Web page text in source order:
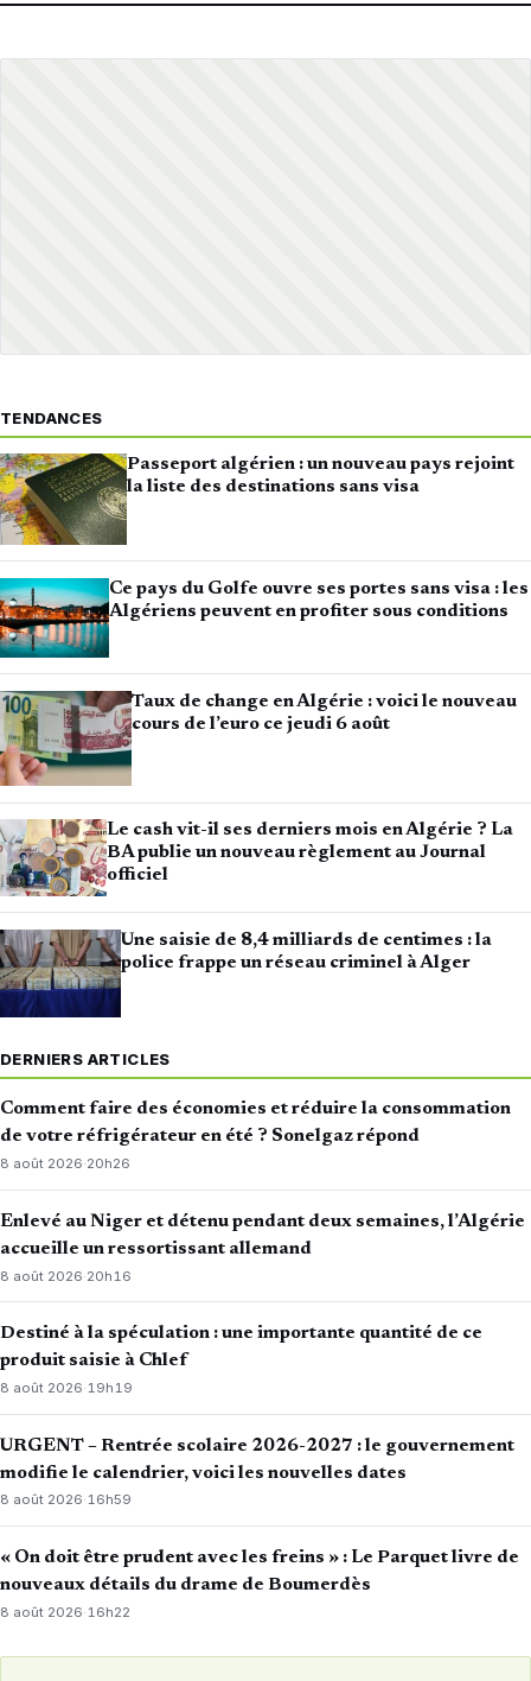
TENDANCES
Passeport algérien : un nouveau pays rejoint
la liste des destinations sans visa
Ce pays du Golfe ouvre ses portes sans visa : les
Algériens peuvent en profiter sous conditions
Taux de change en Algérie : voici le nouveau
cours de l’euro ce jeudi 6 août
Le cash vit-il ses derniers mois en Algérie ? La
BA publie un nouveau règlement au Journal
officiel
Une saisie de 8,4 milliards de centimes : la
police frappe un réseau criminel à Alger
DERNIERS ARTICLES
Comment faire des économies et réduire la consommation
de votre réfrigérateur en été ? Sonelgaz répond
8 août 2026·20h26
Enlevé au Niger et détenu pendant deux semaines, l’Algérie
accueille un ressortissant allemand
8 août 2026·20h16
Destiné à la spéculation : une importante quantité de ce
produit saisie à Chlef
8 août 2026·19h19
URGENT – Rentrée scolaire 2026-2027 : le gouvernement
modifie le calendrier, voici les nouvelles dates
8 août 2026·16h59
« On doit être prudent avec les freins » : Le Parquet livre de
nouveaux détails du drame de Boumerdès
8 août 2026· 16h22